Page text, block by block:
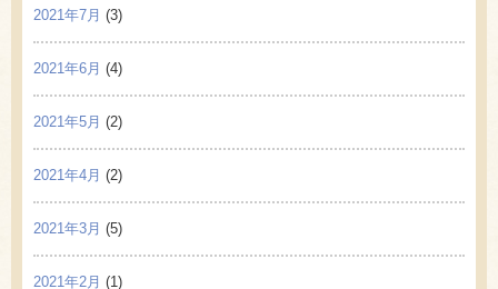
2021年7月 (3)
2021年6月 (4)
2021年5月 (2)
2021年4月 (2)
2021年3月 (5)
2021年2月 (1)